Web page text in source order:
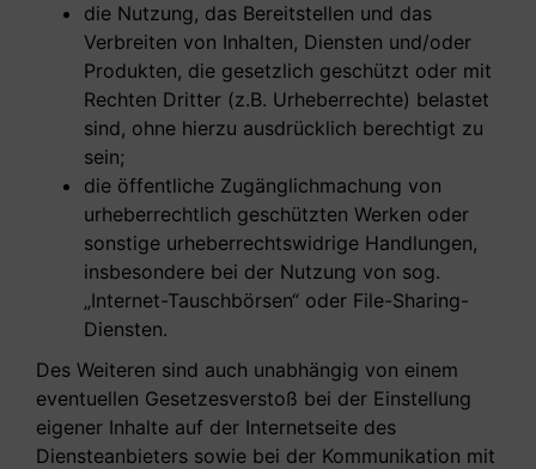
die Nutzung, das Bereitstellen und das
Verbreiten von Inhalten, Diensten und/oder
Produkten, die gesetzlich geschützt oder mit
Rechten Dritter (z.B. Urheberrechte) belastet
sind, ohne hierzu ausdrücklich berechtigt zu
sein;
die öffentliche Zugänglichmachung von
urheberrechtlich geschützten Werken oder
sonstige urheberrechtswidrige Handlungen,
insbesondere bei der Nutzung von sog.
„Internet-Tauschbörsen“ oder File-Sharing-
Diensten.
Des Weiteren sind auch unabhängig von einem
eventuellen Gesetzesverstoß bei der Einstellung
eigener Inhalte auf der Internetseite des
Diensteanbieters sowie bei der Kommunikation mit